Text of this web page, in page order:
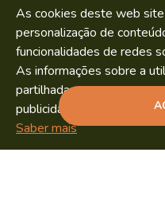
Li e aceito osPolítica de
As cookies deste web site
personalização de
funcionalidades de redes
As informações sobre a
partilhadas com os
publicidade e análise.
Saber mais